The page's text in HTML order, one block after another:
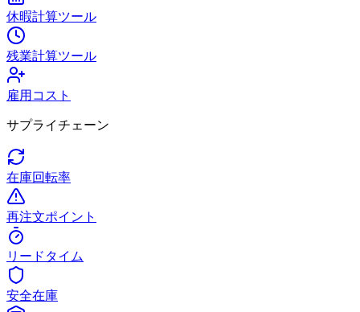
休暇計算ツール
残業計算ツール
雇用コスト
サプライチェーン
在庫回転率
再注文ポイント
リードタイム
安全在庫